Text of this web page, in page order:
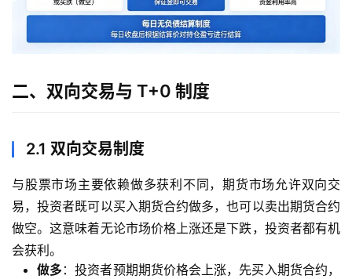
二、双向交易与 T+0 制度
2.1 双向交易制度
与股票市场主要依赖做多获利不同，期货市场允许双向交
易，投资者既可以买入期货合约做多，也可以卖出期货合约
做空。这意味着无论市场价格上涨还是下跌，投资者都有机
会获利。
做多 ：投资者预期期货价格会上涨，先买入期货合约，